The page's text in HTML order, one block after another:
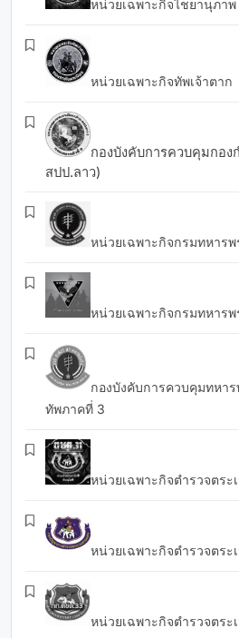
หน่วยเฉพาะกิจไชยานุภาพ
หน่วยเฉพาะกิจทัพเจ้าตาก
กองบังคับการควบคุมกอง
สปป.ลาว)
หน่วยเฉพาะกิจกรมทหารพ
หน่วยเฉพาะกิจกรมทหาร
กองบังคับการควบคุมทหา
ทัพภาคที่ 3
หน่วยเฉพาะกิจตำรวจตระ
หน่วยเฉพาะกิจตำรวจตร
หน่วยเฉพาะกิจตำรวจตร